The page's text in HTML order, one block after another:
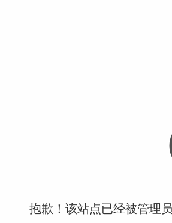
抱歉！该站点已经被管理